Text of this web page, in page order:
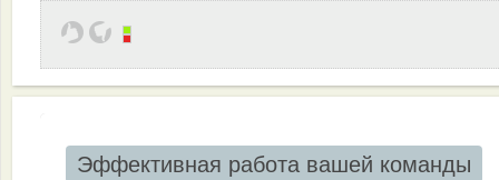
Эффективная работа вашей команды